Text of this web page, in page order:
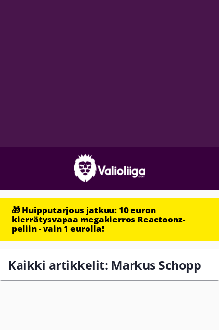
🎁 Huipputarjous jatkuu: 10 euron
kierrätysvapaa megakierros Reactoonz-
peliin - vain 1 eurolla!
Kaikki artikkelit: Markus Schopp